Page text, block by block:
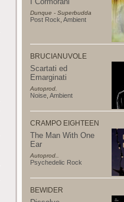
Dunque - Superbudda
Post Rock Ambient
BRUCIANUVOLE
Scartati ed
Emarginati
Autoprod.
Noise Ambient
CRAMPO EIGHTEEN
The Man With One
Ear
Autoprod..
Psychedelic Rock
BEWIDER